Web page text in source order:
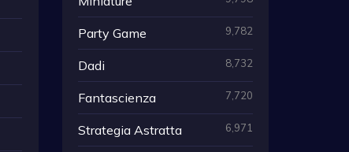
Party Game 9,782
Dadi 8,732
Fantascienza 7,720
Strategia Astratta 6,971